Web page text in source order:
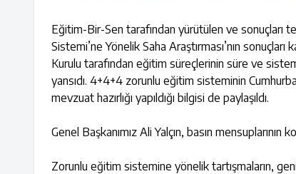
Eğitim-Bir-Sen tarafından yürütülen ve sonuçları
Sistemi’ne Yönelik Saha Araştırması’nın
Kurulu tarafından eğitim süreçlerinin süre ve
yansıdı. 4+4+4 zorunlu eğitim sisteminin
mevzuat hazırlığı yapıldığı bilgisi de paylaşıldı.
Genel Başkanımız Ali Yalçın, basın
Zorunlu eğitim sistemine yönelik tartışmaların,